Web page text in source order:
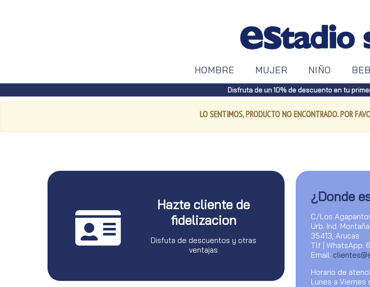
HOMBRE MUJER NIÑO
Disfruta de un 10% de descuento en tu
LO SENTIMOS, PRODUCTO NO ENCONTRADO. POR
Hazte cliente de
fidelizacion
Disfuta de descuentos y otras
ventajas
¿Donde
C/Los
Urb. Ind.
35413, Arucas
Tlf | WhatsApp:
Email:
Horario de
Lunes a Viernes